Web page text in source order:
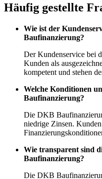
Häufig gestellte
Wie ist der
Baufinanzierung?
Der Kundenservice bei
Kunden als
kompetent und stehen
Welche Konditionen
Baufinanzierung?
Die DKB
niedrige Zinsen.
Wie transparent sind
Baufinanzierung?
Die DKB